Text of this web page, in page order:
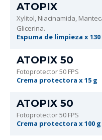
ATOPIX
Xylitol, Niacinamida,
Glicerina.
Espuma de limpieza x 130
ATOPIX 50
Fotoprotector 50 FPS
Crema protectora x 15 g
ATOPIX 50
Fotoprotector 50 FPS
Crema protectora x 100 g